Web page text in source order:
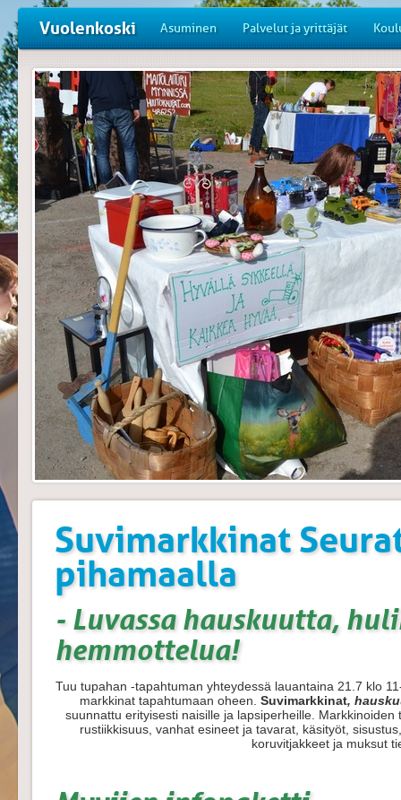
Vuolenkoski Asuminen Palvelut ja yrittäjät
Suvimarkkinat
pihamaalla
- Luvassa hauskuutta,
hemmottelua!
Tuu tupahan -tapahtuman yhteydessä lauantaina 21.7 klo
markkinat tapahtumaan oheen. Suvimarkkinat,
suunnattu erityisesti naisille ja lapsiperheille.
rustiikkisuus, vanhat esineet ja tavarat, käsityöt,
koruvitjakkeet ja muksut